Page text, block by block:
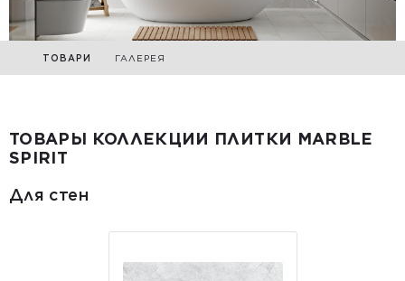
ТОВАРИ ГАЛЕРЕЯ
ТОВАРЫ КОЛЛЕКЦИИ ПЛИТКИ MARBLE
SPIRIT
Для стен